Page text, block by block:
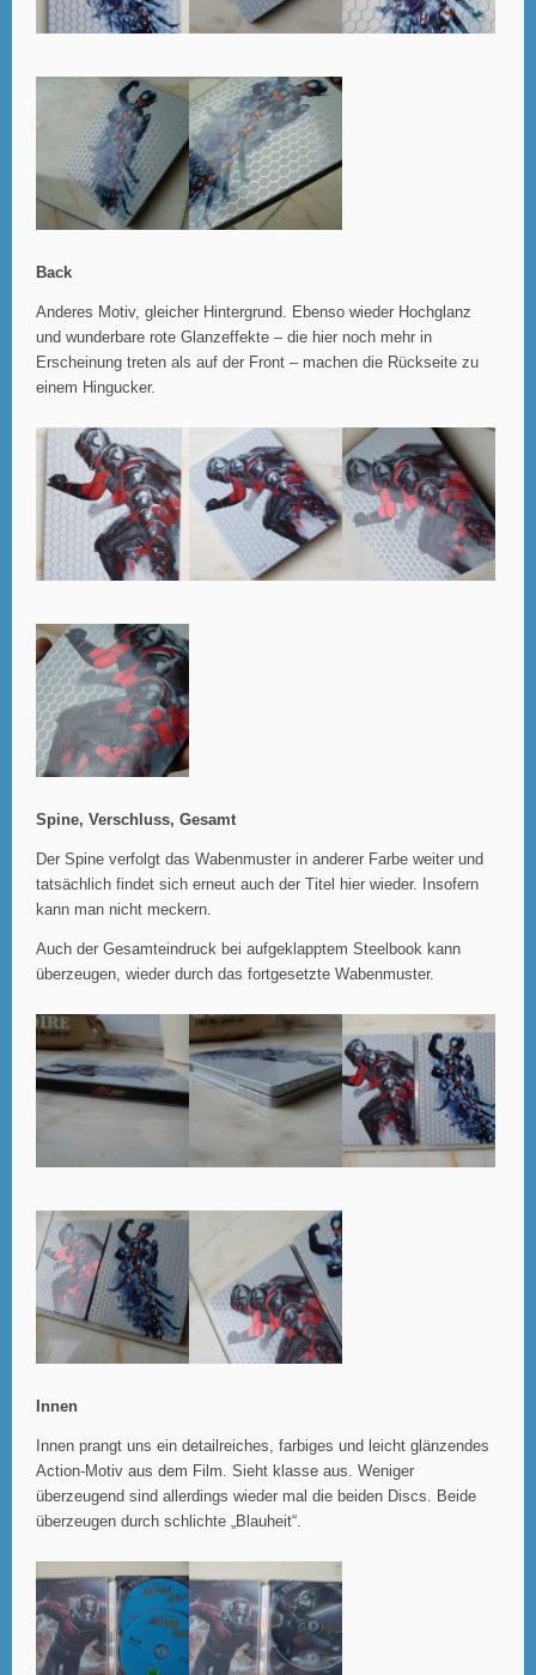
Back
Anderes Motiv, gleicher Hintergrund. Ebenso wieder Hochglanz
und wunderbare rote Glanzeffekte – die hier noch mehr in
Erscheinung treten als auf der Front – machen die Rückseite zu
einem Hingucker.
Spine, Verschluss, Gesamt
Der Spine verfolgt das Wabenmuster in anderer Farbe weiter und
tatsächlich findet sich erneut auch der Titel hier wieder. Insofern
kann man nicht meckern.
Auch der Gesamteindruck bei aufgeklapptem Steelbook kann
überzeugen, wieder durch das fortgesetzte Wabenmuster.
Innen
Innen prangt uns ein detailreiches, farbiges und leicht glänzendes
Action-Motiv aus dem Film. Sieht klasse aus. Weniger
überzeugend sind allerdings wieder mal die beiden Discs. Beide
überzeugen durch schlichte „Blauheit“.